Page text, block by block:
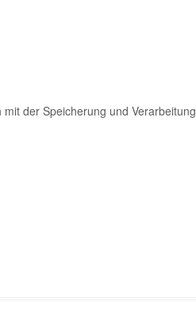
der Speicherung und Verarbeitung